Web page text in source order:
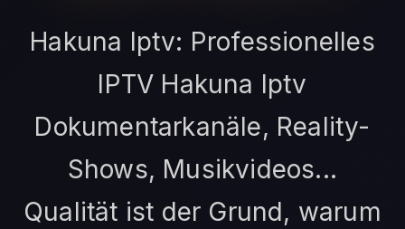
Hakuna Iptv: Professionelles
IPTV Hakuna Iptv
Dokumentarkanäle, Reality-
Shows, Musikvideos...
Qualität ist der Grund, warum